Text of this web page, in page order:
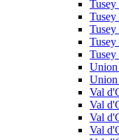
Tusey
Tusey
Tusey
Union
Union
Val
Val
Val
Val